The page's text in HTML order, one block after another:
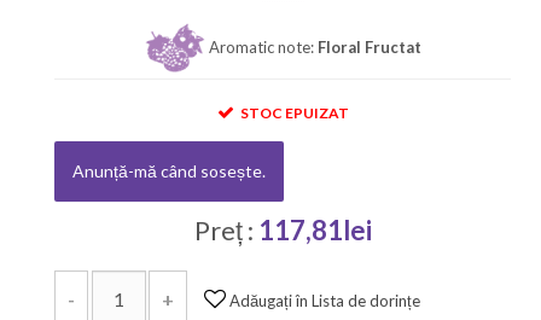
Aromatic note: Floral Fructat
STOC EPUIZAT
Anunță-mă când sosește.
Preț : 117,81lei
- + Adăugați în Lista de dorințe